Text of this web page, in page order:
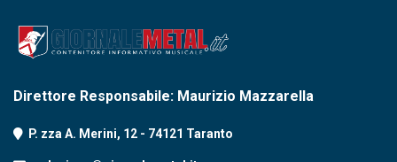
Direttore Responsabile: Maurizio Mazzarella
P. zza A. Merini, 12 - 74121 Taranto